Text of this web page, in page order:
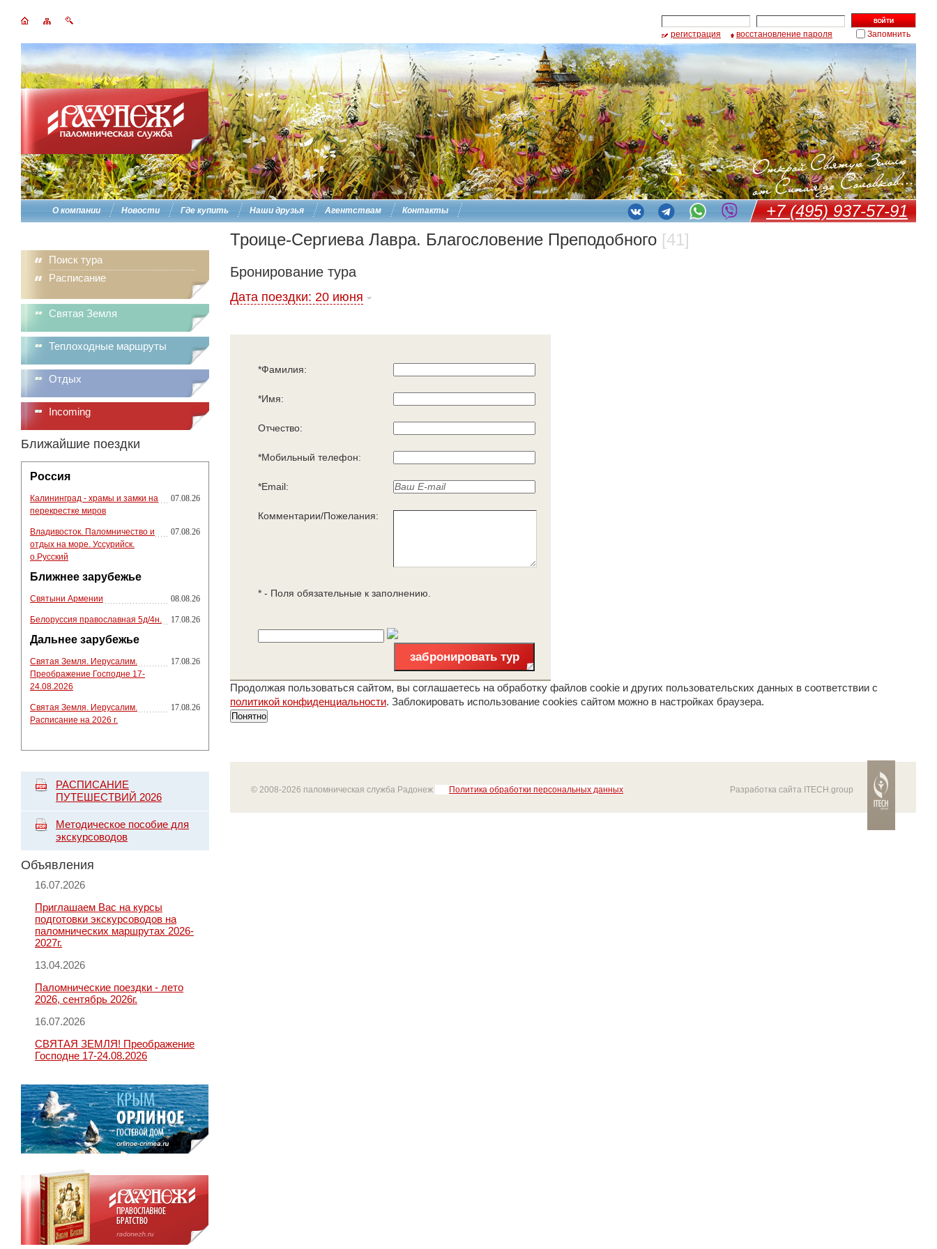
регистрация восстановление пароля Запомнить
О компании Новости Где купить Наши друзья Агентствам Контакты +7 (495) 937-57-91
Поиск тура
Расписание
Святая Земля
Теплоходные маршруты
Отдых
Incoming
Ближайшие поездки
Россия
Калининград - храмы и замки на
перекрестке миров
07.08.26
Владивосток. Паломничество и
отдых на море. Уссурийск.
о.Русский
07.08.26
Ближнее зарубежье
Святыни Армении 08.08.26
Белоруссия православная 5д/4н. 17.08.26
Дальнее зарубежье
Святая Земля. Иерусалим.
Преображение Господне 17-
24.08.2026
17.08.26
Святая Земля. Иерусалим.
Расписание на 2026 г.
17.08.26
РАСПИСАНИЕ
ПУТЕШЕСТВИЙ 2026
Методическое пособие для
экскурсоводов
Объявления
16.07.2026
Приглашаем Вас на курсы
подготовки экскурсоводов на
паломнических маршрутах 2026-
2027г.
13.04.2026
Паломнические поездки - лето
2026, сентябрь 2026г.
16.07.2026
СВЯТАЯ ЗЕМЛЯ! Преображение
Господне 17-24.08.2026
Троице-Сергиева Лавра. Благословение Преподобного [41]
Бронирование тура
Дата поездки: 20 июня
*Фамилия:
*Имя:
Отчество:
*Мобильный телефон:
*Email:
Комментарии/Пожелания:
* - Поля обязательные к заполнению.
забронировать тур
Продолжая пользоваться сайтом, вы соглашаетесь на обработку файлов cookie и других пользовательских данных в соответствии с
политикой конфиденциальности. Заблокировать использование cookies сайтом можно в настройках браузера.
Понятно
© 2008-2026 паломническая служба Радонеж Политика обработки персональных данных Разработка сайта ITECH.group